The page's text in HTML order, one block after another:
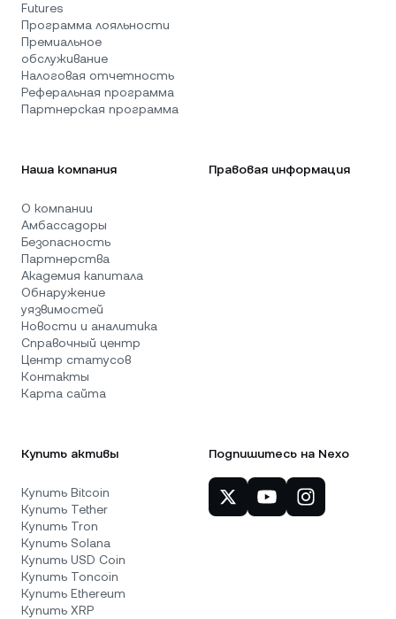
Futures
Программа лояльности
Премиальное
обслуживание
Налоговая отчетность
Реферальная программа
Партнерская программа
Наша компания
О компании
Амбассадоры
Безопасность
Партнерства
Академия капитала
Обнаружение
уязвимостей
Новости и аналитика
Справочный центр
Центр статусов
Контакты
Карта сайта
Правовая информация
Купить активы
Купить Bitcoin
Купить Tether
Купить Tron
Купить Solana
Купить USD Coin
Купить Toncoin
Купить Ethereum
Купить XRP
Подпишитесь на Nexo